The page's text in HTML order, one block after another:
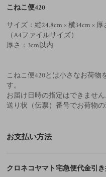
こねこ便420
サイズ：縦24.8cm × 横34cm × 厚
（A4ファイルサイズ）
厚さ：3cm以内
こねこ便420とは小さなお荷
す。
お届け日時の指定はできません
送り状（伝票）番号でお荷物の
お支払い方法
クロネコヤマト宅急便代金引